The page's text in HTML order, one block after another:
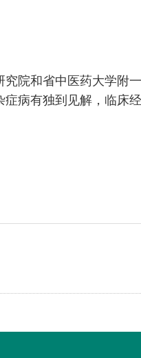
究院和省中医药大学附
症病有独到见解，临床